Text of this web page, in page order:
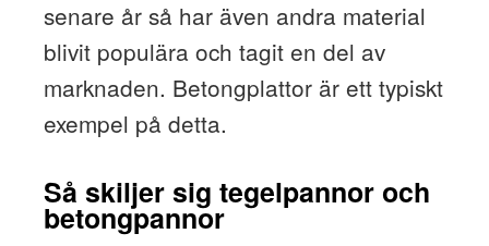
senare år så har även andra material
blivit populära och tagit en del av
marknaden. Betongplattor är ett typiskt
exempel på detta.
Så skiljer sig tegelpannor och
betongpannor